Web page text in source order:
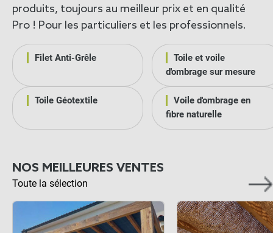
produits, toujours au meilleur prix et en qualité
Pro ! Pour les particuliers et les professionnels.
Filet Anti-Grêle
Toile et voile
d'ombrage sur mesure
Toile Géotextile
Voile d'ombrage en
fibre naturelle
NOS MEILLEURES VENTES
Toute la sélection